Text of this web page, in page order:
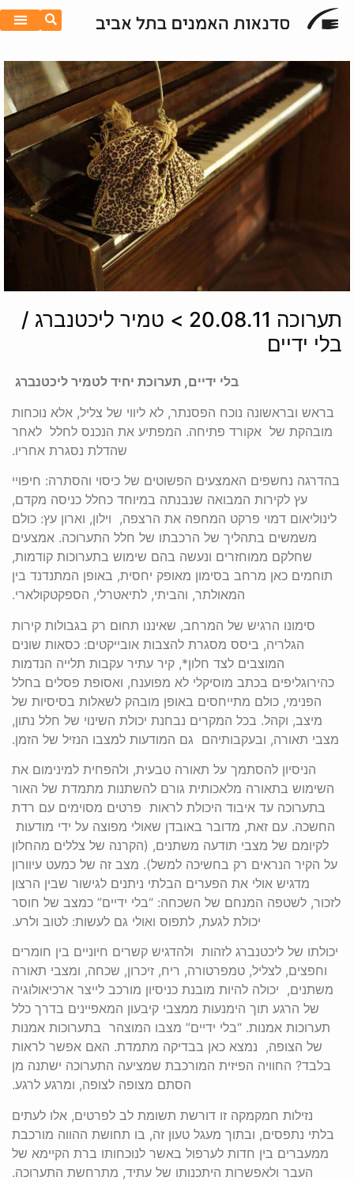
תערוכה 20.08.11 > טמיר ליכטנברג /
בלי ידיים
בלי ידיים, תערוכת יחיד לטמיר ליכטנברג
בראש ובראשונה נוכח הפסנתר, לא ליווי של צליל, אלא נוכחות
מובהקת של אקורד פתיחה. המפתיע את הנכנס לחלל לאחר
שהדלת נסגרת אחריו.
בהדרגה נחשפים האמצעים הפשוטים של כיסוי והסתרה: חיפויי
עץ לקירות המבואה שנבנתה במיוחד כחלל כניסה מקדם,
לינוליאום דמוי פרקט המחפה את הרצפה, וילון, וארון עץ: כולם
משמשים בתהליך של הרכבתו של חלל התערוכה. אמצעים
שחלקם ממוחזרים ונעשה בהם שימוש בתערוכות קודמות,
תוחמים כאן מרחב בסימון מאופק יחסית, באופן המתנדנד בין
המאולתר, והביתי, לתיאטרלי, הספקטקולארי.
סימונו הרגיש של המרחב, שאיננו תחום רק בגבולות קירות
הגלריה, ביסס מסגרת להצבות אובייקטים: כסאות שונים
המוצבים לצד חלון*, קיר עתיר עקבות תלייה הנדמות
כהירוגליפים בכתב מוסיקלי לא מפוענח, ואסופת פסלים בחלל
הפנימי, כולם מתייחסים באופן מובהק לשאלות בסיסיות של
מיצב, וקהל. בכל המקרים נבחנת יכולת השינוי של חלל נתון,
מצבי תאורה, ובעקבותיהם גם המודעות למצבו הנזיל של הזמן.
הניסיון להסתמך על תאורה טבעית, ולהפחית למינימום את
השימוש בתאורה מלאכותית גורם להשתנות מתמדת של האור
בתערוכה עד איבוד היכולת לראות פרטים מסוימים עם רדת
החשכה. עם זאת, מדובר באובדן שאולי מפוצה על ידי מודעות
לקיומם של מצבי תודעה משתנים, (הקרנה של צללים מהחלון
על הקיר הנראים רק בחשיכה למשל). מצב זה של כמעט עיוורון
מדגיש אולי את הפערים הבלתי ניתנים לגישור שבין הרצון
לזכור, לשטפה המנחם של השכחה: “בלי ידיים” כמצב של חוסר
יכולת לגעת, לתפוס ואולי גם לעשות: לטוב ולרע.
יכולתו של ליכטנברג לזהות ולהדגיש קשרים חיוניים בין חומרים
וחפצים, לצליל, טמפרטורה, ריח, זיכרון, שכחה, ומצבי תאורה
משתנים, יכולה להיות מובנת כניסיון מורכב לייצר ארכיאולוגיה
של הרגע תוך הימנעות ממצבי קיבעון המאפיינים בדרך כלל
תערוכות אמנות. “בלי ידיים” מצבו המוצהר בתערוכות אמנות
של הצופה, נמצא כאן בבדיקה מתמדת. האם אפשר לראות
בלבד? החוויה הפיזית המורכבת שמציעה התערוכה ישתנה מן
הסתם מצופה לצופה, ומרגע לרגע.
נזילות חמקמקה זו דורשת תשומת לב לפרטים, אלו לעתים
בלתי נתפסים, ובתוך מעגל טעון זה, בו תחושת ההווה מורכבת
ממעברים בין חדות לערפול באשר לנוכחותו ברת הקיימא של
העבר ולאפשרות היתכנותו של עתיד, מתרחשת התערוכה.